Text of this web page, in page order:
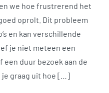
we hoe frustrerend het
oprolt. Dit probleem
en kan verschillende
je niet meteen een
duur bezoek aan de
je graag uit hoe […]